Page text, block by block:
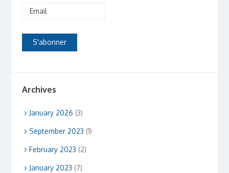
Archives
January 2026 (3)
September 2023 (1)
February 2023 (2)
January 2023 (7)